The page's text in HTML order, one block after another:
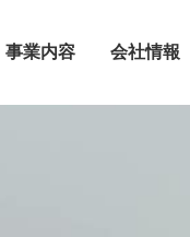
事業内容 会社情報